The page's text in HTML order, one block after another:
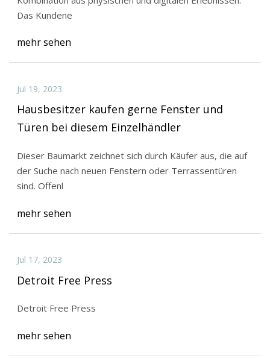
Das Kundene
mehr sehen
Jul 19, 2023
Hausbesitzer kaufen gerne Fenster und
Türen bei diesem Einzelhändler
Dieser Baumarkt zeichnet sich durch Käufer aus, die auf
der Suche nach neuen Fenstern oder Terrassentüren
sind. Offenl
mehr sehen
Jul 17, 2023
Detroit Free Press
Detroit Free Press
mehr sehen